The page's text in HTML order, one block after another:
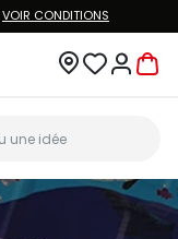
VOIR CONDITIONS